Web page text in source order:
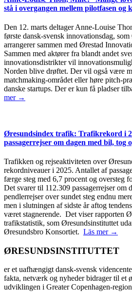
stå i overgangen mellem pilotfasen og
Den 12. marts deltager Anne-Louise
første dansk-svensk innovationsdag,
arrangerer sammen med Ørestad
Sammen med aktører fra blandt andet
innovationsdistrikter vil
Norden blive drøftet. Der vil også være
matchmaking-området eller høre pitch-
danske startups. Der er kun få pladser
mer →
Øresundsindex trafik: Trafikrekord i
passagerrejser om dagen med bil, tog
Trafikken og rejseaktiviteten over
rekordniveauer i 2025. Antallet af
færge steg med 6,7 procent og oversteg
Det svarer til 112.309 passagerrejser om
pendlerrejser over sundet steg endnu
men i slutningen af sidste år aftog
været stagnerende. Det viser rapporten
trafikstatistik, som Øresundsinstituttet
Øresundsbro Konsortiet. Läs mer →
ØRESUNDSINSTITUTTET
er et uafhængigt dansk-svensk
fakta, netværk og nyheder bidrager til et
udviklingen i Greater Copenhagen-